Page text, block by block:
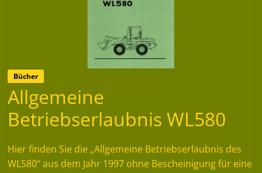
Bücher
Allgemeine
Betriebserlaubnis WL580
Hier finden Sie die „Allgemeine Betriebserlaubnis des
WL580“ aus dem Jahr 1997 ohne Bescheinigung für eine